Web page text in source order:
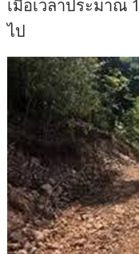
เมื่อเวลาประมาณ
ไป